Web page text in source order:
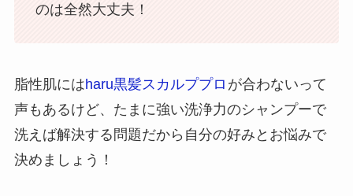
のは全然大丈夫！
脂性肌にはharu黒髪スカルププロ が合わないって
声もあるけど、たまに強い洗浄力のシャンプーで
洗えば解決する問題だから自分の好みとお悩みで
決めましょう！